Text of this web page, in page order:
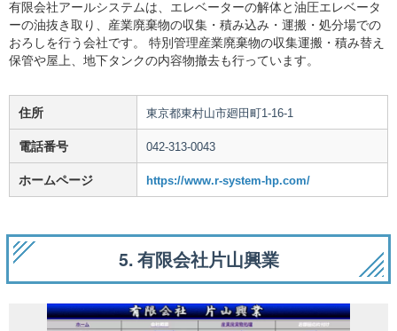
有限会社アールシステムは、エレベーターの解体と油圧エレベータ
ーの油抜き取り、産業廃棄物の収集・積み込み・運搬・処分場での
おろしを行う会社です。 特別管理産業廃棄物の収集運搬・積み替え
保管や屋上、地下タンクの内容物撤去も行っています。
住所 東京都東村山市廻田町1-16-1
電話番号 042-313-0043
ホームページ https://www.r-system-hp.com/
5. 有限会社片山興業